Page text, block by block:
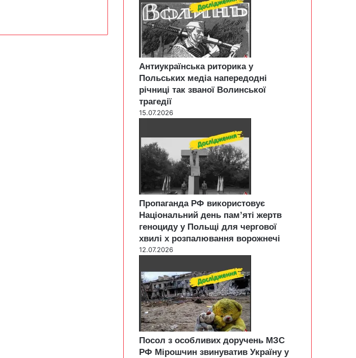
Антиукраїнська риторика у
Польських медіа напередодні
річниці так званої Волинської
трагедії
15.07.2026
Пропаганда РФ використовує
Національний день пам’яті жертв
геноциду у Польщі для чергової
хвилі х розпалювання ворожнечі
12.07.2026
Посол з особливих доручень МЗС
РФ Мірошчин звинуватив Україну у